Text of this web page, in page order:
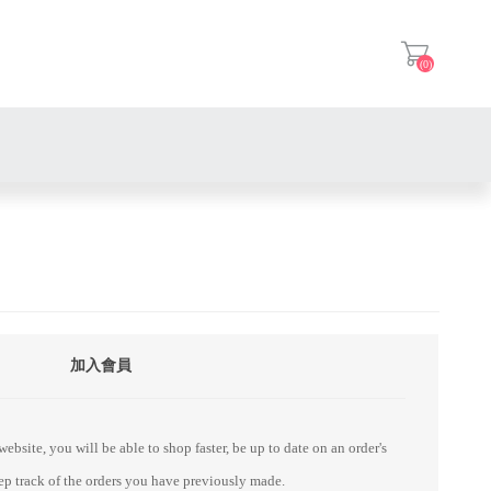
(0)
加入會員
you will be able to shop faster, be up to date on an order's
track of the orders you have previously made.